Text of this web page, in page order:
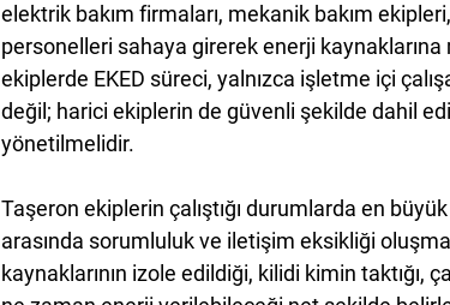
elektrik bakım firmaları, mekanik bakım
personelleri sahaya girerek enerji
ekiplerde EKED süreci, yalnızca işletme içi
değil; harici ekiplerin de güvenli şekilde dahil
yönetilmelidir.
Taşeron ekiplerin çalıştığı durumlarda en
arasında sorumluluk ve iletişim eksikliği
kaynaklarının izole edildiği, kilidi kimin taktığı,